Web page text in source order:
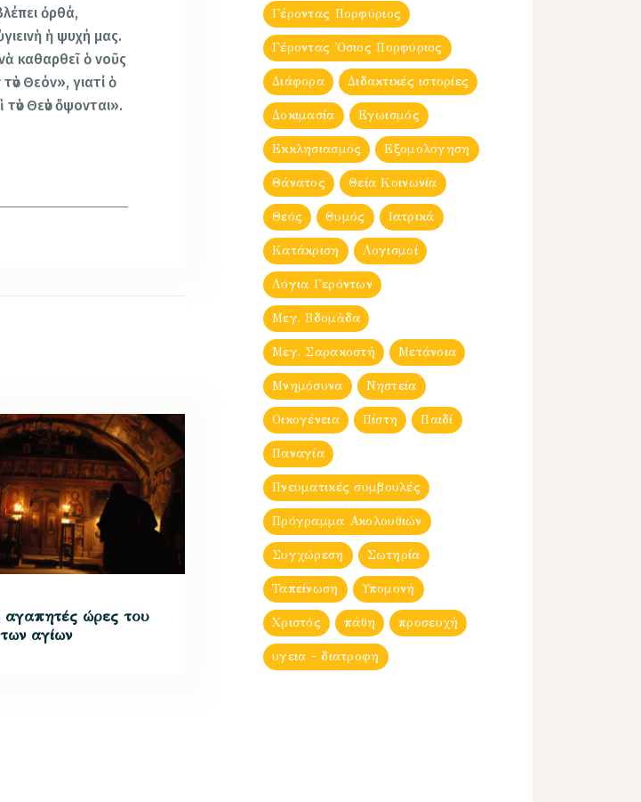
ὀρθά,
ἡ ψυχή μας.
καθαρθεῖ ὁ νοῦς
Θεόν», γιατί ὁ
Θεὸν ὄψονται».
αγαπητές ώρες του
αγίων
Γέροντας Πορφύριος
Γέροντας Ὀσιος Πορφύριος
Διάφορα Διδακτικές ιστορίες
Δοκιμασία Εγωισμός
Εκκλησιασμός Εξομολόγηση
Θάνατος Θεία Κοινωνία
Θεός Θυμός Ιατρικά
Κατάκριση Λογισμοί
Λόγια Γερόντων
Μεγ. Βδομἀδα
Μεγ. Σαρακοστή Μετάνοια
Μνημόσυνα Νηστεία
Οικογένεια Πίστη Παιδί
Παναγία
Πνευματικές συμβουλές
Πρόγραμμα Ακολουθιών
Συγχώρεση Σωτηρία
Ταπείνωση Υπομονή
Χριστός πάθη προσευχή
υγεια - διατροφη